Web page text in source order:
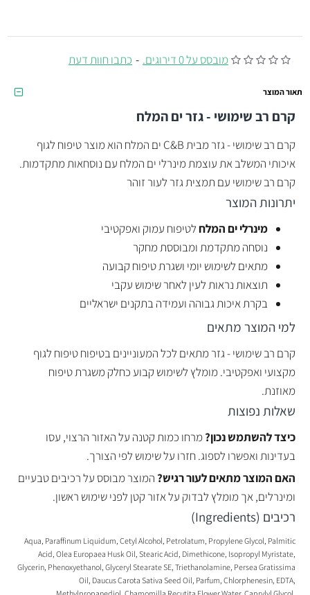
מובסס על 0 דירוגים. - כתבו חוות דעת
תאור המוצר
קרם רב שימושי - גזרים המלח
קרם רב שימושי - גזר מבית C&B ים המלח הוא מוצר טיפוח לגוף
איכותי המשלב את עוצמת מינרלי ים המלח עם נוסחאות מתקדמות.
קרם רב שימושי עם תמצית גזר לעור זוהר
יתרונות המוצר
מינרלי ים המלחלטיפוח עמוק ואפקטיבי
נוסחה מתקדמת ומבוססת מחקר
מתאים לשימוש יומי ושגרת טיפוח קבועה
תוצאות נראות לעין לאחר שימוש עקבי
בקרת איכות גבוהה ועמידה בתקנים ישראליים
למי המוצר מתאים
קרם רב שימושי - גזר מתאים לכל המעוניינים בטיפוח טיפוח לגוף
מקצועי ואפקטיבי. מומלץ לשימוש קבוע כחלק משגרת טיפוח
מאוזנת.
שאלות נפוצות
כיצד להשתמש נכון?מרחו כמות קטנה על האזור הרצוי, עסו
בעדינות ואפשרו לספוג. חזרו על שימוש לפי הצורך.
האם המוצר מתאים לעור רגיש? המוצר מבוסס על רכיבים טבעיים
ומינרלים, אך מומלץ לבדוק על אזור קטן לפני שימוש ראשון.
רכיבים (Ingredients)
Aqua, Paraffinum Liquidum, Cetyl Alcohol, Petrolatum, Propylene Glycol, Palmitic
Acid, Olea Europaea Husk Oil, Stearic Acid, Dimethicone, Isopropyl Myristate,
Glycerin, Phenoxyethanol, Glyceryl Stearate SE, Triethanolamine, Persea Gratissima
Oil, Daucus Carota Sativa Seed Oil, Parfum, Chlorphenesin, EDTA,